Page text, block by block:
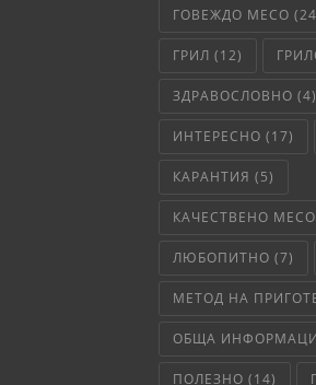
ГОВЕЖДО МЕСО
ГРИЛ (12)
ЗДРАВОСЛОВНО (4)
ИНТЕРЕСНО (17)
КАРАНТИЯ (5)
КАЧЕСТВЕНО МЕСО
ЛЮБОПИТНО (7)
МЕТОД НА
ОБЩА
ПОЛЕЗНО (14)